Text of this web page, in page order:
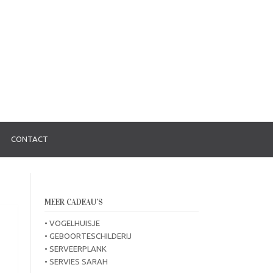
CONTACT
MEER CADEAU’S
• VOGELHUISJE
• GEBOORTESCHILDERIJ
• SERVEERPLANK
• SERVIES SARAH